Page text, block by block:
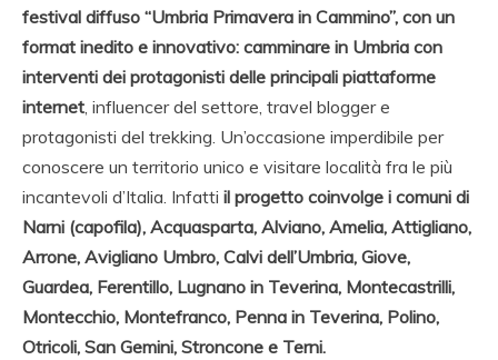
festival diffuso “Umbria Primavera in Cammino”, con un
format inedito e innovativo: camminare in Umbria con
interventi dei protagonisti delle principali piattaforme
internet, influencer del settore, travel blogger e
protagonisti del trekking. Un’occasione imperdibile per
conoscere un territorio unico e visitare località fra le più
incantevoli d’Italia. Infatti il progetto coinvolge i comuni di
Narni (capofila), Acquasparta, Alviano, Amelia, Attigliano,
Arrone, Avigliano Umbro, Calvi dell’Umbria, Giove,
Guardea, Ferentillo, Lugnano in Teverina, Montecastrilli,
Montecchio, Montefranco, Penna in Teverina, Polino,
Otricoli, San Gemini, Stroncone e Terni.